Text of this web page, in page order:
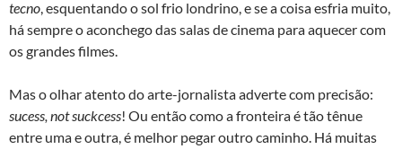
tecno, esquentando o sol frio londrino, e se a coisa esfria muito,
há sempre o aconchego das salas de cinema para aquecer com
os grandes filmes.
Mas o olhar atento do arte-jornalista adverte com precisão:
sucess, not suckcess! Ou então como a fronteira é tão tênue
entre uma e outra, é melhor pegar outro caminho. Há muitas